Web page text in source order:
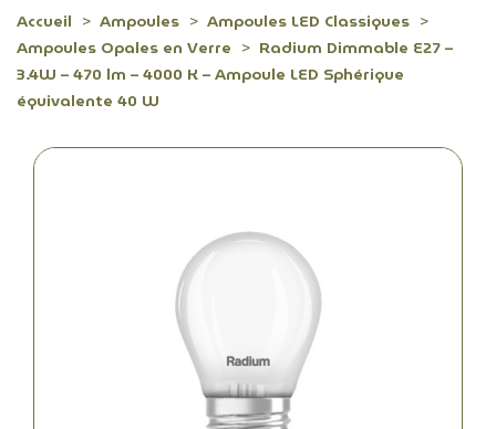
Accueil Ampoules
Ampoules LED Classiques
Ampoules Opales en Verre
Radium Dimmable E27 –
3.4W – 470 lm – 4000 K – Ampoule LED Sphérique
équivalente 40 W